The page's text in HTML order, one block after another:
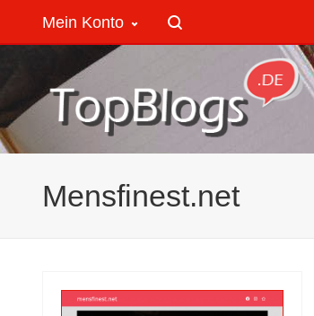
Mein Konto
Mensfinest.net